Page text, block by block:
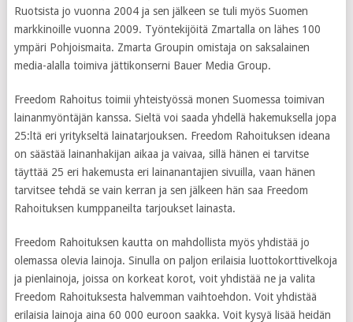
Ruotsista jo vuonna 2004 ja sen jälkeen se tuli myös Suomen
markkinoille vuonna 2009. Työntekijöitä Zmartalla on lähes 100
ympäri Pohjoismaita. Zmarta Groupin omistaja on saksalainen
media-alalla toimiva jättikonserni Bauer Media Group.
Freedom Rahoitus toimii yhteistyössä monen Suomessa toimivan
lainanmyöntäjän kanssa. Sieltä voi saada yhdellä hakemuksella jopa
25:ltä eri yritykseltä lainatarjouksen. Freedom Rahoituksen ideana
on säästää lainanhakijan aikaa ja vaivaa, sillä hänen ei tarvitse
täyttää 25 eri hakemusta eri lainanantajien sivuilla, vaan hänen
tarvitsee tehdä se vain kerran ja sen jälkeen hän saa Freedom
Rahoituksen kumppaneilta tarjoukset lainasta.
Freedom Rahoituksen kautta on mahdollista myös yhdistää jo
olemassa olevia lainoja. Sinulla on paljon erilaisia luottokorttivelkoja
ja pienlainoja, joissa on korkeat korot, voit yhdistää ne ja valita
Freedom Rahoituksesta halvemman vaihtoehdon. Voit yhdistää
erilaisia lainoja aina 60 000 euroon saakka. Voit kysyä lisää heidän